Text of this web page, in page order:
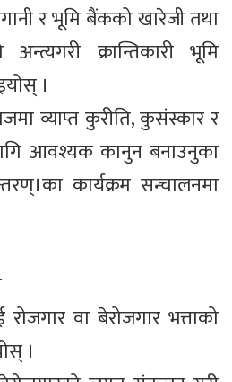
र भूमि बैंकको खारेजी तथा
अन्त्यगरी क्रान्तिकारी भूमि
।
व्याप्त कुरीति, कुसंस्कार र
आवश्यक कानुन बनाउनुका
कार्यक्रम सन्चालनमा
वा बेरोजगार भत्ताको
।